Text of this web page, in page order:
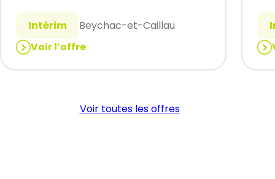
Intérim
Beychac-et-Caillau
Voir l’offre
:
Menuisier
:
Voir toutes les offres